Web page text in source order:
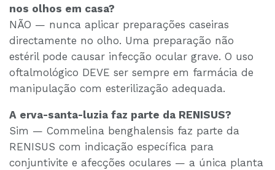
nos olhos em casa?
NÃO — nunca aplicar preparações caseiras
directamente no olho. Uma preparação não
estéril pode causar infecção ocular grave. O uso
oftalmológico DEVE ser sempre em farmácia de
manipulação com esterilização adequada.
A erva-santa-luzia faz parte da RENISUS?
Sim — Commelina benghalensis faz parte da
RENISUS com indicação específica para
conjuntivite e afecções oculares — a única planta